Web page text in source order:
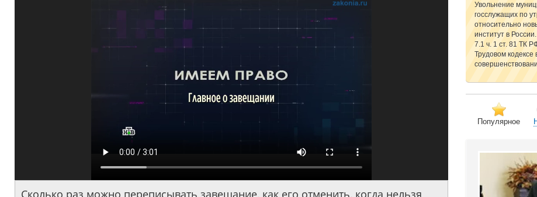
Сколько раз можно переписывать завещание, как его отменить, когда нельзя
Увольнение
госслужащих по
относительно
институт в
7.1 ч. 1 ст. 81 ТК
Трудовом кодексе
Популярное